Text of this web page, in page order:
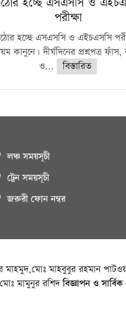
পরীক্ষা
হচ্ছে এসএসসি ও এইচএসসি
কানুনে। দীর্ঘদিনের প্রশ্নপত্র
ও...
বিস্তারিত
লঞ্চ সময়সূচী
ট্রেন সময়সূচী
জরুরী ফোন নম্বর
মাহমুদ,মোঃ মাহবুবুর রহমান
মোঃ মামুনুর রশিদবিজ্ঞাপন ও